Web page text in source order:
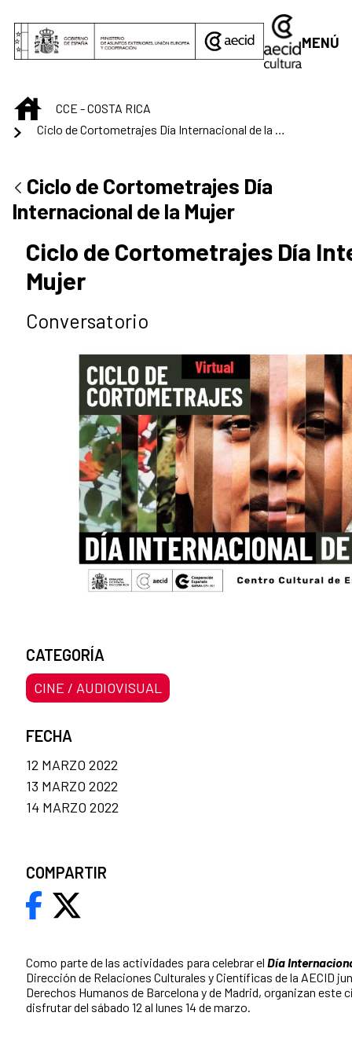
MENÚ
INICIO
CCE - COSTA RICA
Ciclo de Cortometrajes Día
Internacional de la Mujer
Ciclo de Cortometrajes Día
Mujer
Conversatorio
Como parte de las actividades para celebrar el Día
Dirección de Relaciones Culturales y Científicas de la AECID
Derechos Humanos de Barcelona y de Madrid, organizan
disfrutar del sábado 12 al lunes 14 de marzo.
CATEGORÍA
CINE / AUDIOVISUAL
FECHA
12 MARZO 2022
13 MARZO 2022
14 MARZO 2022
COMPARTIR